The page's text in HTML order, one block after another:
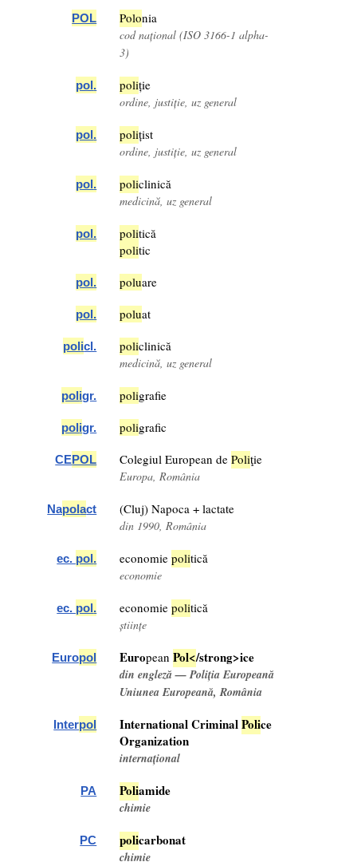
POL Polonia
cod național (ISO 3166-1 alpha-
3)
pol. poliție
ordine, justiție, uz general
pol. polițist
ordine, justiție, uz general
pol. policlinică
medicină, uz general
pol. politică
politic
pol. poluare
pol. poluat
policl. policlinică
medicină, uz general
poligr. poligrafie
poligr. poligrafic
CEPOL Colegiul European dePoliţie
Europa, România
Napolact (Cluj) Napoca + lactate
din 1990, România
ec. pol. economiepolitică
economie
ec. pol. economiepolitică
științe
Europol EuropeanPol</strong>ice
din engleză — Poliția Europeană
Uniunea Europeană, România
Interpol International CriminalPolice
Organization
internațional
PA Poliamide
chimie
PC policarbonat
chimie